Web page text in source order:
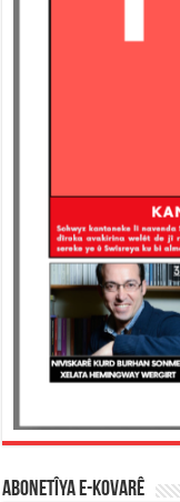
ABONETÎYA E-KOVARÊ